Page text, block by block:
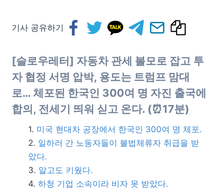
기사 공유하기
[슬로우레터] 자동차 관세 볼모로 잡고 투
자 협정 서명 압박, 용도는 트럼프 맘대
로… 체포된 한국인 300여 명 자진 출국에
합의, 전세기 띄워 싣고 온다. (⏰17분)
미국 현대차 공장에서 한국인 300여 명 체포.
일하러 간 노동자들이 불법체류자 취급을 받
았다.
알고도 키웠다.
하청 기업 소속이라 비자 못 받았다.